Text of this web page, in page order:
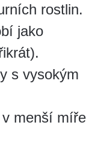
rostlin.
jako
s vysokým
menší míře